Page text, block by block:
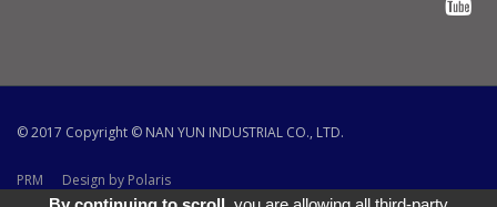
© 2017 Copyright © NAN YUN INDUSTRIAL CO., LTD.
PRM
Design by Polaris